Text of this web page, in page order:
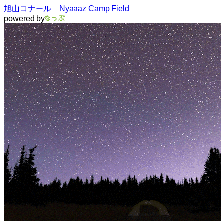
旭山コナール Nyaaaz Camp Field
powered by